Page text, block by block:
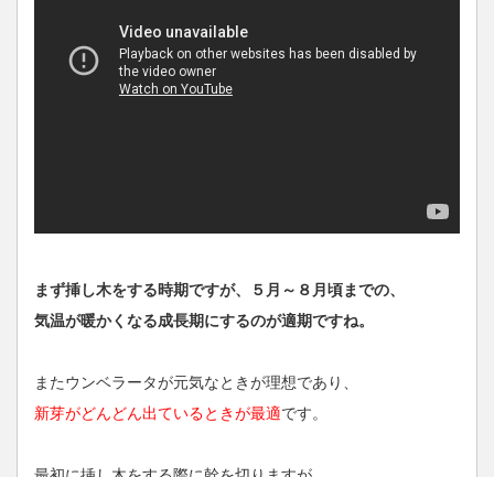
まず挿し木をする時期ですが、５月～８月頃までの、
気温が暖かくなる成長期にするのが適期ですね。
またウンベラータが元気なときが理想であり、
新芽がどんどん出ているときが最適です。